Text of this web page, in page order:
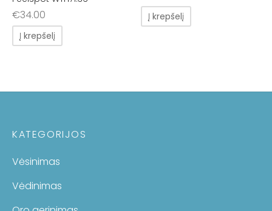
€34.00
Į krepšelį
Į krepšelį
KATEGORIJOS
Vėsinimas
Vėdinimas